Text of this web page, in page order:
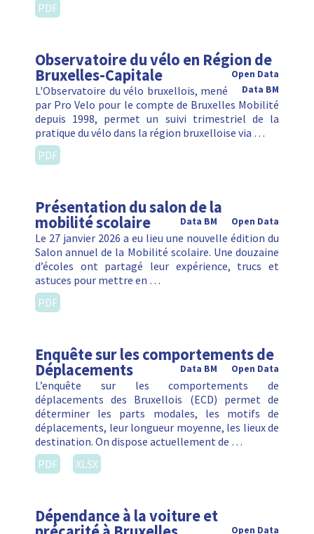
PDF
Observatoire du vélo en Région de
Bruxelles-Capitale
Open Data
Data BM
L'Observatoire du vélo bruxellois, mené
par Pro Velo pour le compte de Bruxelles Mobilité
depuis 1998, permet un suivi trimestriel de la
pratique du vélo dans la région bruxelloise via …
PDF
Présentation du salon de la
mobilité scolaire Open Data
Data BM
Le 27 janvier 2026 a eu lieu une nouvelle édition du
Salon annuel de la Mobilité scolaire. Une douzaine
d’écoles ont partagé leur expérience, trucs et
astuces pour mettre en …
PDF
Enquête sur les comportements de
Déplacements Open Data
Data BM
L’enquête sur les comportements de
déplacements des Bruxellois (ECD) permet de
déterminer les parts modales, les motifs de
déplacements, leur longueur moyenne, les lieux de
destination. On dispose actuellement de …
PDF
XLSX
Dépendance à la voiture et
Open Data